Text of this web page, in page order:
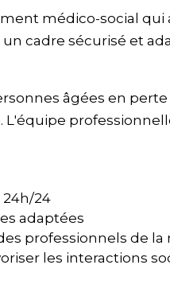
médico-social
cadre sécurisé et
âgées en
24
adaptées
professionnels de la
les interactions